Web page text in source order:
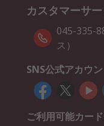
カスタマーサ
045-335-
ス）
SNS公式アカウン
ご利用可能カー